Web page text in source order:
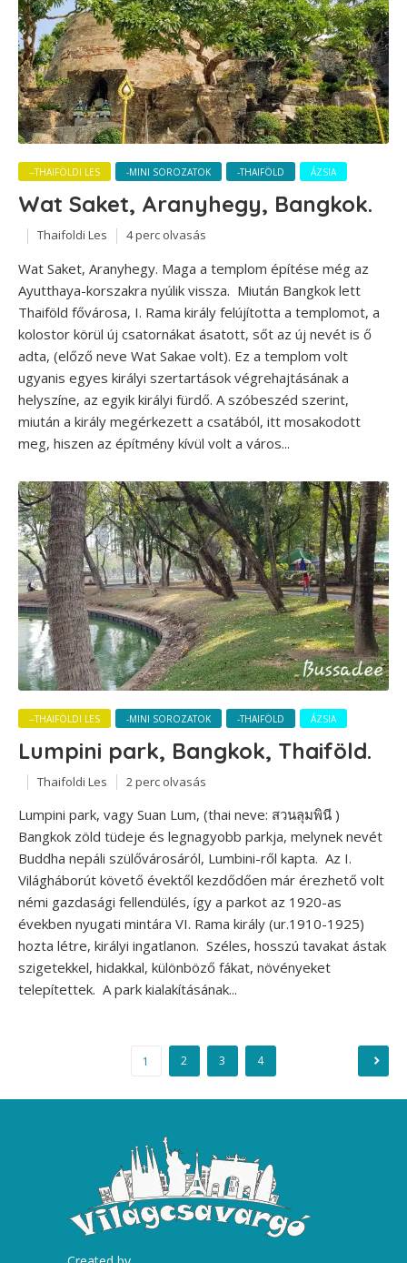
--THAIFÖLDI LES -MINI SOROZATOK -THAIFÖLD ÁZSIA
Wat Saket, Aranyhegy, Bangkok.
Thaifoldi Les 4 perc olvasás
Wat Saket, Aranyhegy. Maga a templom építése még az
Ayutthaya-korszakra nyúlik vissza. Miután Bangkok lett
Thaiföld fővárosa, I. Rama király felújította a templomot, a
kolostor körül új csatornákat ásatott, sőt az új nevét is ő
adta, (előző neve Wat Sakae volt). Ez a templom volt
ugyanis egyes királyi szertartások végrehajtásának a
helyszíne, az egyik királyi fürdő. A szóbeszéd szerint,
miután a király megérkezett a csatából, itt mosakodott
meg, hiszen az építmény kívül volt a város...
--THAIFÖLDI LES -MINI SOROZATOK -THAIFÖLD ÁZSIA
Lumpini park, Bangkok, Thaiföld.
Thaifoldi Les 2 perc olvasás
Lumpini park, vagy Suan Lum, (thai neve: สวนลุมพินี )
Bangkok zöld tüdeje és legnagyobb parkja, melynek nevét
Buddha nepáli szülővárosáról, Lumbini-ről kapta. Az I.
Világháborút követő évektől kezdődően már érezhető volt
némi gazdasági fellendülés, így a parkot az 1920-as
években nyugati mintára VI. Rama király (ur.1910-1925)
hozta létre, királyi ingatlanon. Széles, hosszú tavakat ástak
szigetekkel, hidakkal, különböző fákat, növényeket
telepítettek. A park kialakításának...
Bejegyzések
lapozása
1 2 3 4